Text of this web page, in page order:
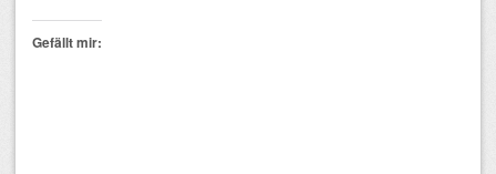
Gefällt mir: